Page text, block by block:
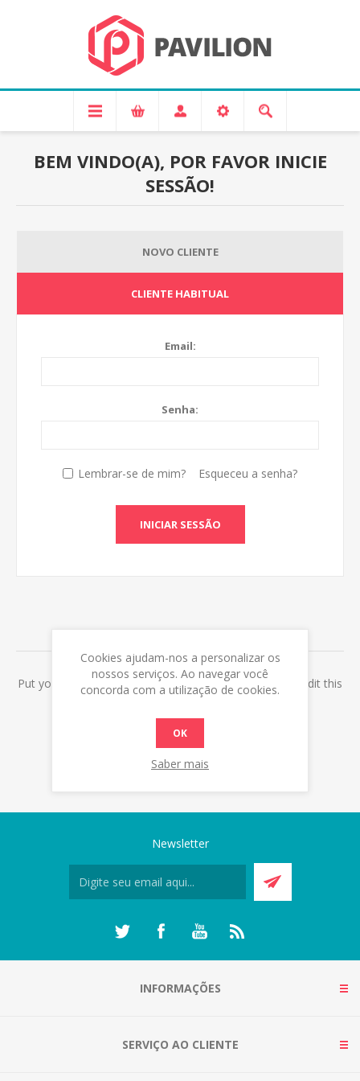
BEM VINDO(A), POR FAVOR INICIE
SESSÃO!
NOVO CLIENTE
CLIENTE HABITUAL
Email:
Senha:
Lembrar-se de mim? Esqueceu a senha?
INICIAR SESSÃO
Put your login / registration information here. You can edit this
Newsletter
INFORMAÇÕES
SERVIÇO AO CLIENTE
Cookies ajudam-nos a personalizar os
nossos serviços. Ao navegar você
concorda com a utilização de cookies.
OK
Saber mais